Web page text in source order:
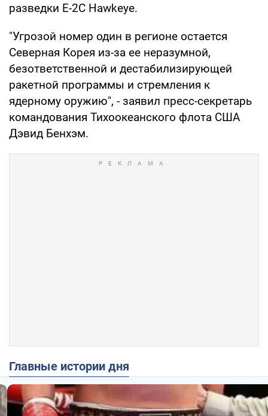
разведки E-2C Hawkeye.
"Угрозой номер один в регионе остается
Северная Корея из-за ее неразумной,
безответственной и дестабилизирующей
ракетной программы и стремления к
ядерному оружию", - заявил пресс-секретарь
командования Тихоокеанского флота США
Дэвид Бенхэм.
Главные истории дня